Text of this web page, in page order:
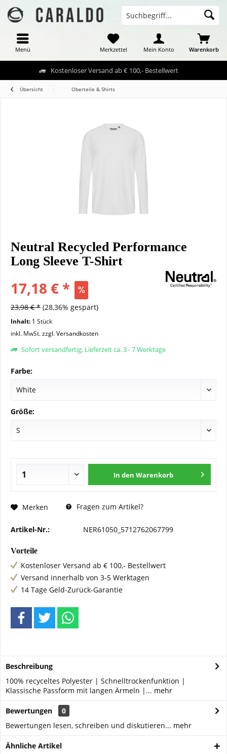
Kostenloser Versand ab € 100,- Bestellwert
Menü Warenkorb
Merkzettel Mein Konto
Übersicht Oberteile & Shirts
Neutral Recycled Performance
Long Sleeve T-Shirt
17,18 € *
23,98 € * (28,36% gespart)
Inhalt: 1 Stück
inkl. MwSt.zzgl. Versandkosten
Sofort versandfertig, Lieferzeit ca. 3 - 7 Werktage
Farbe:
Größe:
In den Warenkorb
Merken Fragen zum Artikel?
Artikel-Nr.: NER61050_5712762067799
Vorteile
Kostenloser Versand ab € 100,- Bestellwert
Versand innerhalb von 3-5 Werktagen
14 Tage Geld-Zurück-Garantie
Beschreibung
100% recyceltes Polyester | Schnelltrockenfunktion |
Klassische Passform mit langen Ärmeln |... mehr
Bewertungen
0
Bewertungen lesen, schreiben und diskutieren... mehr
Ähnliche Artikel